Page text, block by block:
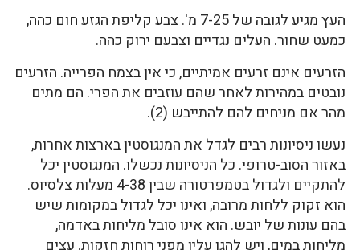
העץ מגיע לגובה של 7-25 מ'. צבע קליפת הגזע חום כהה,
כמעט שחור. העלים נגדיים וצבעם ירוק כהה.
הזרעים אינם זרעים אמיתיים, כי אין בצמח הפרייה. הזרעים
נובטים במהירות לאחר שהם עוזבים את הפרי. הם מתים
מהר אם מניחים להם להתייבש (2).
נעשו ניסיונות רבים לגדל את המנגוסטין בארצות אחרות,
באזור הסוב-טרופי. כל הניסיונות נכשלו. המנגוסטין יכל
להתקיים ולגדול בטמפרטורה שבין 4-38 מעלות צלסיוס.
הוא זקוק ללחות מרובה, ואינו יכל לגדול במקומות שיש
בהם עונות של יובש. הוא אינו סובל מליחות באדמה,
מליחות במים, ויש להגן עליו מפני רוחות חזקות. עצים